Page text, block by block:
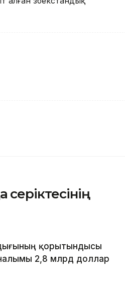
серіктесінің
қорытындысы
2,8 млрд доллар